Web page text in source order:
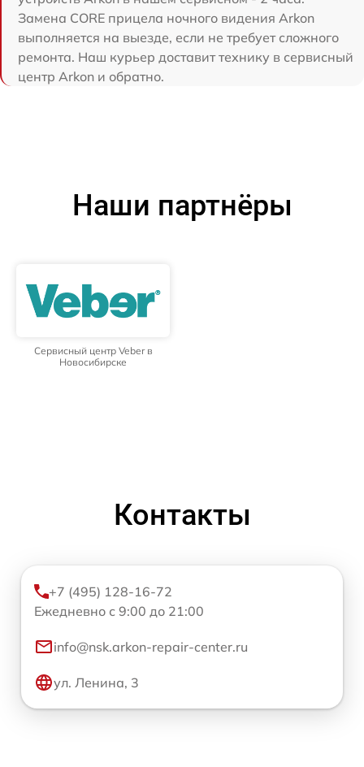
Замена CORE прицела ночного видения Arkon
выполняется на выезде, если не требует сложного
ремонта. Наш курьер доставит технику в сервисный
центр Arkon и обратно.
Наши партнёры
Сервисный центр Veber в
Новосибирске
Контакты
+7 (495) 128-16-72
Ежедневно с 9:00 до 21:00
info@nsk.arkon-repair-center.ru
ул. Ленина, 3